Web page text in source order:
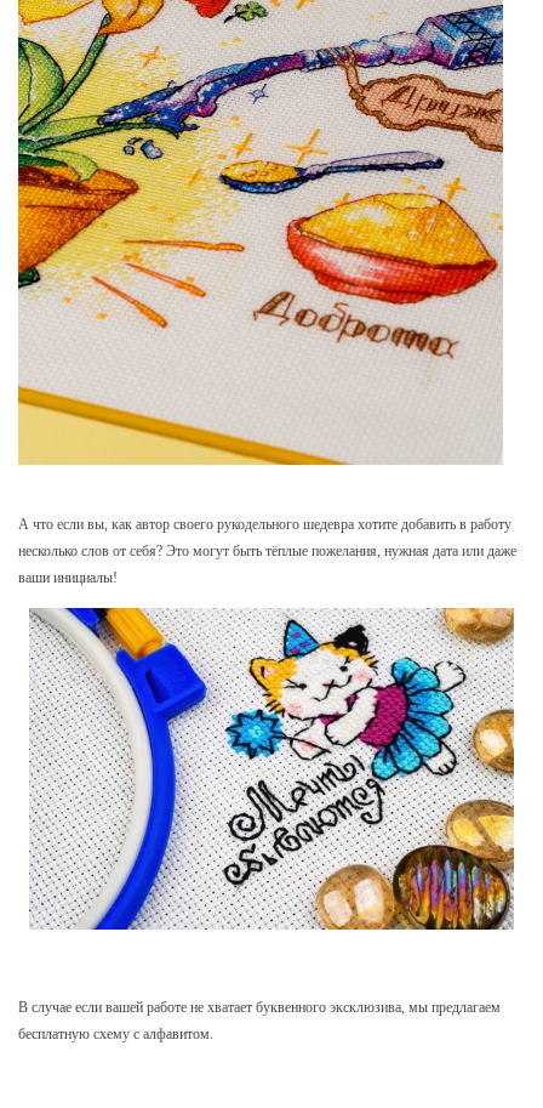
А что если вы, как автор своего рукодельного шедевра хотите добавить в работу
несколько слов от себя? Это могут быть тёплые пожелания, нужная дата или даже
ваши инициалы!
В случае если вашей работе не хватает буквенного эксклюзива, мы предлагаем
бесплатную схему с алфавитом.